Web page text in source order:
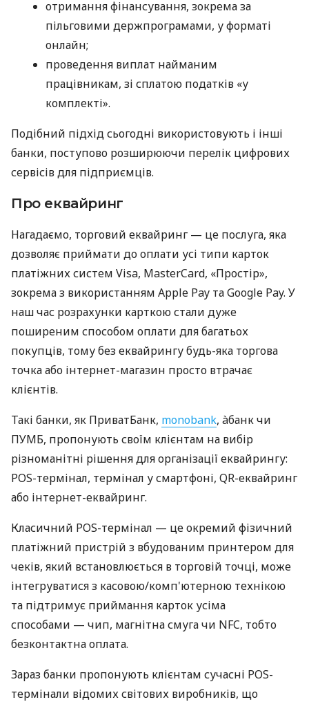
отримання фінансування, зокрема за
пільговими держпрограмами, у форматі
онлайн;
проведення виплат найманим
працівникам, зі сплатою податків «у
комплекті».
Подібний підхід сьогодні використовують і інші
банки, поступово розширюючи перелік цифрових
сервісів для підприємців.
Про еквайринг
Нагадаємо, торговий еквайринг — це послуга, яка
дозволяє приймати до оплати усі типи карток
платіжних систем Visa, MasterCard, «Простір»,
зокрема з використанням Apple Pay та Google Pay. У
наш час розрахунки карткою стали дуже
поширеним способом оплати для багатьох
покупців, тому без еквайрингу будь-яка торгова
точка або інтернет-магазин просто втрачає
клієнтів.
Такі банки, як ПриватБанк, monobank, àбанк чи
ПУМБ, пропонують своїм клієнтам на вибір
різноманітні рішення для організації еквайрингу:
POS-термінал, термінал у смартфоні, QR-еквайринг
або інтернет-еквайринг.
Класичний POS-термінал — це окремий фізичний
платіжний пристрій з вбудованим принтером для
чеків, який встановлюється в торговій точці, може
інтегруватися з касовою/комп'ютерною технікою
та підтримує приймання карток усіма
способами — чип, магнітна смуга чи NFC, тобто
безконтактна оплата.
Зараз банки пропонують клієнтам сучасні POS-
термінали відомих світових виробників, що